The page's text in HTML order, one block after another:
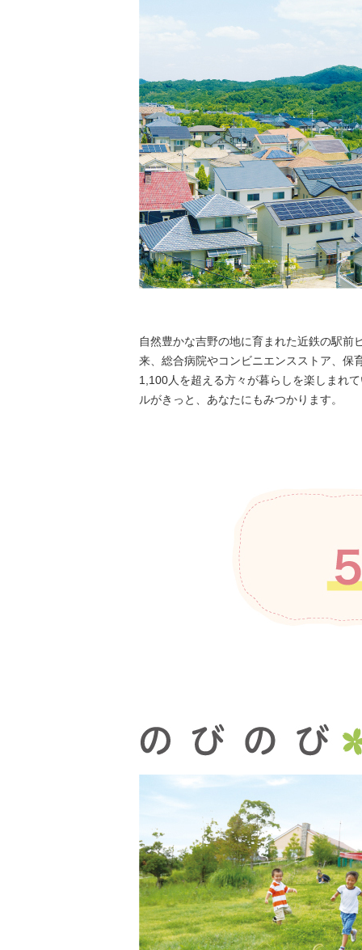
自然豊かな吉野の地に育まれた近鉄の駅
来、総合病院やコンビニエンスストア、保
1,100人を超える方々が暮らしを楽しまれ
ルがきっと、あなたにもみつかります。